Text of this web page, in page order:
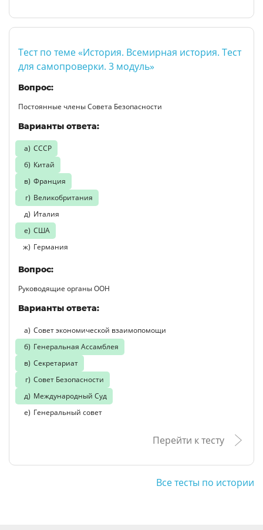
Тест по теме «История. Всемирная история. Тест
для самопроверки. 3 модуль»
Вопрос:
Постоянные члены Совета Безопасности
Варианты ответа:
СССР
Китай
Франция
Великобритания
Италия
США
Германия
Вопрос:
Руководящие органы ООН
Варианты ответа:
Совет экономической взаимопомощи
Генеральная Ассамблея
Секретариат
Совет Безопасности
Международный Суд
Генеральный совет
Перейти к тесту
Все тесты по истории